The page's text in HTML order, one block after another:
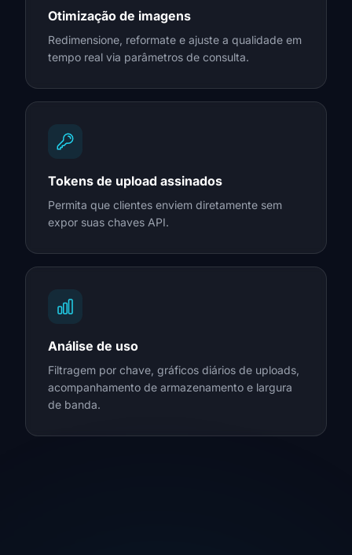
Otimização de imagens
Redimensione, reformate e ajuste a qualidade em
tempo real via parâmetros de consulta.
Tokens de upload assinados
Permita que clientes enviem diretamente sem
expor suas chaves API.
Análise de uso
Filtragem por chave, gráficos diários de uploads,
acompanhamento de armazenamento e largura
de banda.